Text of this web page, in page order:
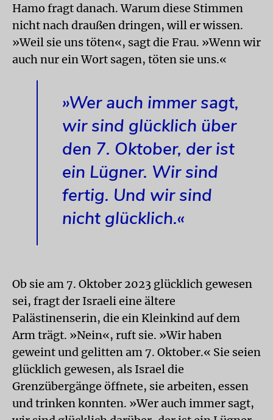
Hamo fragt danach. Warum diese Stimmen
nicht nach draußen dringen, will er wissen.
»Weil sie uns töten«, sagt die Frau. »Wenn wir
auch nur ein Wort sagen, töten sie uns.«
»Wer auch immer sagt,
wir sind glücklich über
den 7. Oktober, der ist
ein Lügner. Wir sind
fertig. Und wir sind
nicht glücklich.«
Ob sie am 7. Oktober 2023 glücklich gewesen
sei, fragt der Israeli eine ältere
Palästinenserin, die ein Kleinkind auf dem
Arm trägt. »Nein«, ruft sie. »Wir haben
geweint und gelitten am 7. Oktober.« Sie seien
glücklich gewesen, als Israel die
Grenzübergänge öffnete, sie arbeiten, essen
und trinken konnten. »Wer auch immer sagt,